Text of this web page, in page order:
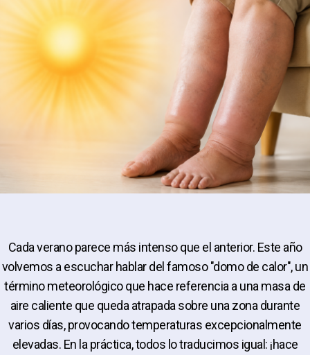
Cada verano parece más intenso que el anterior. Este año
volvemos a escuchar hablar del famoso "domo de calor", un
término meteorológico que hace referencia a una masa de
aire caliente que queda atrapada sobre una zona durante
varios días, provocando temperaturas excepcionalmente
elevadas. En la práctica, todos lo traducimos igual: ¡hace